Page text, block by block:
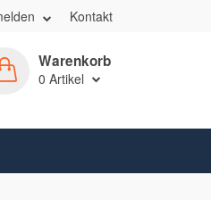
Kontakt
Warenkorb
0 Artikel